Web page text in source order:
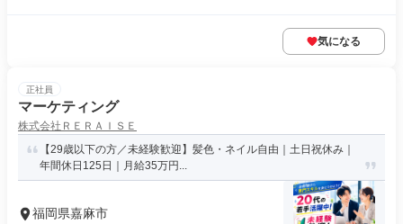
気になる
正社員
マーケティング
株式会社ＲＥＲＡＩＳＥ
【29歳以下の方／未経験歓迎】髪色・ネイル自由｜土日祝休み｜
年間休日125日｜月給35万円...
福岡県嘉麻市